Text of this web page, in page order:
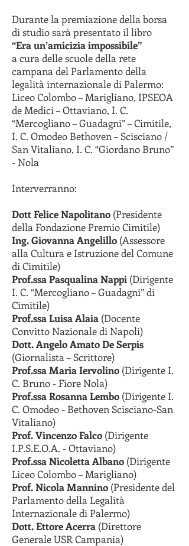
Durante la premiazione della borsa
di studio sarà presentato il libro
“Era un’amicizia impossibile”
a cura delle scuole della rete
campana del Parlamento della
legalità internazionale di Palermo:
Liceo Colombo – Marigliano, IPSEOA
de Medici – Ottaviano, I. C.
“Mercogliano – Guadagni” – Cimitile,
I. C. Omodeo Bethoven – Scisciano /
San Vitaliano, I. C. “Giordano Bruno”
- Nola
Interverranno:
Dott Felice Napolitano (Presidente
della Fondazione Premio Cimitile)
Ing. Giovanna Angelillo (Assessore
alla Cultura e Istruzione del Comune
di Cimitile)
Prof.ssa Pasqualina Nappi (Dirigente
I. C. “Mercogliano – Guadagni” di
Cimitile)
Prof.ssa Luisa Alaia (Docente
Convitto Nazionale di Napoli)
Dott. Angelo Amato De Serpis
(Giornalista – Scrittore)
Prof.ssa Maria Iervolino (Dirigente I.
C. Bruno - Fiore Nola)
Prof.ssa Rosanna Lembo (Dirigente I.
C. Omodeo - Bethoven Scisciano-San
Vitaliano)
Prof. Vincenzo Falco (Dirigente
I.P.S.E.O.A. - Ottaviano)
Prof.ssa Nicoletta Albano (Dirigente
Liceo Colombo – Marigliano)
Prof. Nicola Mannino (Presidente del
Parlamento della Legalità
Internazionale di Palermo)
Dott. Ettore Acerra (Direttore
Generale USR Campania)